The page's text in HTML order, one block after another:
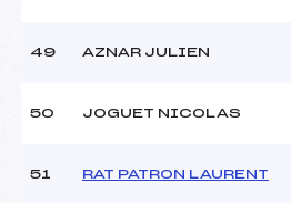
49 AZNAR JULIEN
50 JOGUET NICOLAS
51 RAT PATRON LAURENT